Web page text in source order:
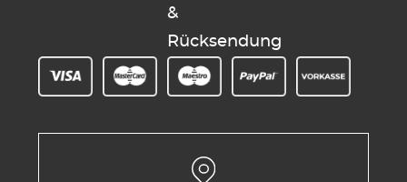
&
Rücksendung